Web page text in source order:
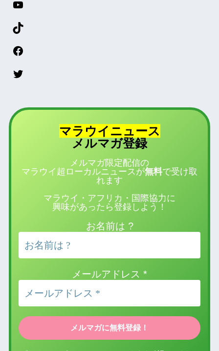
マラウイニュース
メルマガ登録
メルマガ限定配信の
マラウイ超ローカルニュースが無料で受け取
れます
マラウイ・アフリカ・国際協力に
興味があったら登録しよう！
お名前は ?
メールアドレス *